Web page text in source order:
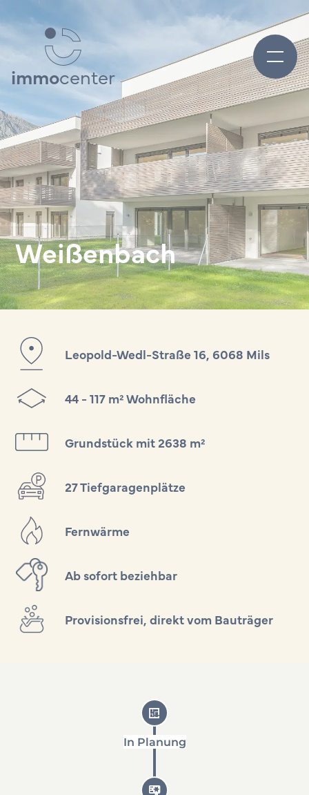
immocenter
Weißenbach
Leopold-Wedl-Straße 16, 6068 Mils
44 - 117 m² Wohnfläche
Grundstück mit 2638 m²
27 Tiefgaragenplätze
Fernwärme
Ab sofort beziehbar
Provisionsfrei, direkt vom Bauträger
In Planung